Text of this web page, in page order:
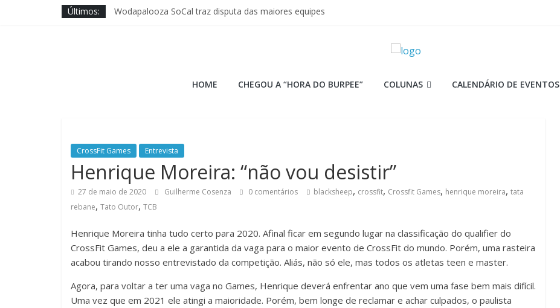
Últimos:
Wodapalooza SoCal traz disputa das maiores equipes
Burpee
Hora
do
Burpee
HOME CHEGOU A “HORA DO BURPEE” COLUNAS CALENDÁRIO DE EVENTOS
CrossFit Games Entrevista
Henrique Moreira: “não vou desistir”
27 de maio de 2020 Guilherme Cosenza 0 comentários blacksheep, crossfit, Crossfit Games, henrique moreira, tata
rebane, Tato Outor, TCB
Henrique Moreira tinha tudo certo para 2020. Afinal ficar em segundo lugar na classificação do qualifier do
CrossFit Games, deu a ele a garantida da vaga para o maior evento de CrossFit do mundo. Porém, uma rasteira
acabou tirando nosso entrevistado da competição. Aliás, não só ele, mas todos os atletas teen e master.
Agora, para voltar a ter uma vaga no Games, Henrique deverá enfrentar ano que vem uma fase bem mais difícil.
Uma vez que em 2021 ele atingi a maioridade. Porém, bem longe de reclamar e achar culpados, o paulista